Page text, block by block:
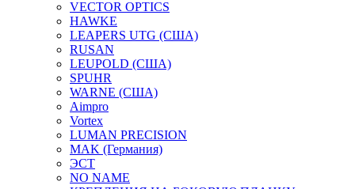
VECTOR OPTICS
HAWKE
LEAPERS UTG (США)
RUSAN
LEUPOLD (США)
SPUHR
WARNE (США)
Aimpro
Vortex
LUMAN PRECISION
MAK (Германия)
ЭСТ
NO NAME